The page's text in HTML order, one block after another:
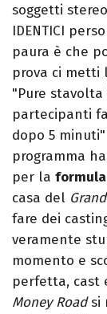
soggetti
IDENTICI
paura è che
prova ci metti
"Pure
partecipanti
dopo 5
programma
per la formula
casa del
fare dei
veramente
momento e
perfetta, cast
Money Roadsi